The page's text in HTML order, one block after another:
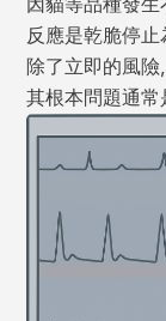
反應是乾脆停
除了立即的風險
其根本問題通